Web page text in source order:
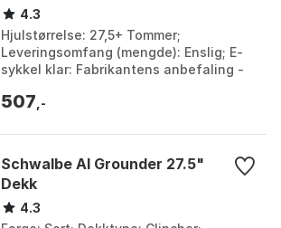
4.3
Hjulstørrelse: 27,5+ Tommer;
Leveringsomfang (mengde): Enslig; E-
sykkel klar: Fabrikantens anbefaling -
Sammenleggbar. Bredde: 71-584...
507 ,-
Schwalbe Al Grounder 27.5"
Dekk
4.3